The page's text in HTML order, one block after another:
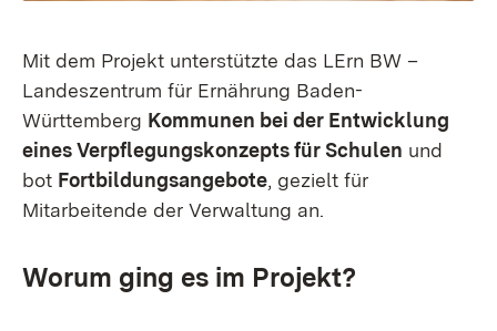
Mit dem Projekt unterstützte das LErn BW –
Landeszentrum für Ernährung Baden-
Württemberg Kommunen bei der Entwicklung
eines Verpflegungskonzepts für Schulen und
bot Fortbildungsangebote, gezielt für
Mitarbeitende der Verwaltung an.
Worum ging es im Projekt?